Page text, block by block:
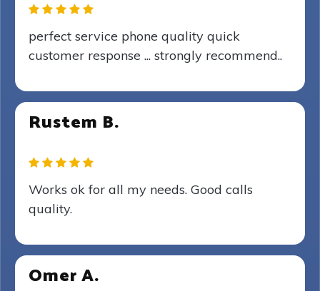
perfect service phone quality quick
customer response ... strongly recommend..
Rustem B.
Works ok for all my needs. Good calls
quality.
Omer A.